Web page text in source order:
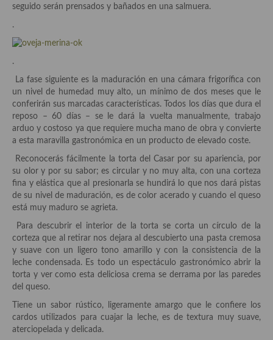
aditivos
Aceites
Mojos y pastas
Sales y polvos
Adobos
Aperitivos
Bebidas
Bocadillos, hamburguesas, sándwich, emparedados, tostas y
demás
Entrantes y primeros platos
Ensaladas
Entrantes
seguido serán prensados y bañados en una salmuera.
.
.
La fase siguiente es la maduración en una cámara frigorífica con
un nivel de humedad muy alto, un mínimo de dos meses que le
conferirán sus marcadas características. Todos los días que dura el
reposo – 60 días – se le dará la vuelta manualmente, trabajo
arduo y costoso ya que requiere mucha mano de obra y convierte
a esta maravilla gastronómica en un producto de elevado coste.
Reconocerás fácilmente la torta del Casar por su apariencia, por
su olor y por su sabor; es circular y no muy alta, con una corteza
fina y elástica que al presionarla se hundirá lo que nos dará pistas
de su nivel de maduración, es de color acerado y cuando el queso
está muy maduro se agrieta.
Para descubrir el interior de la torta se corta un círculo de la
corteza que al retirar nos dejara al descubierto una pasta cremosa
y suave con un ligero tono amarillo y con la consistencia de la
leche condensada. Es todo un espectáculo gastronómico abrir la
torta y ver como esta deliciosa crema se derrama por las paredes
del queso.
Tiene un sabor rústico, ligeramente amargo que le confiere los
cardos utilizados para cuajar la leche, es de textura muy suave,
aterciopelada y delicada.